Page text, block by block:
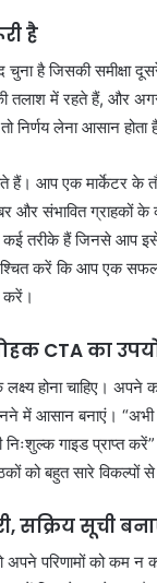
है
है जिसकी समीक्षा
की तलाश में रहते हैं, और
निर्णय लेना आसान होता
आप एक मार्केटर के
और संभावित ग्राहकों के
तरीके हैं जिनसे आप
करें कि आप एक
करें।
CTA का
होना चाहिए।
में आसान बनाएं। “अभी
निःशुल्क गाइड प्राप्त
को बहुत सारे विकल्पों
सक्रिय सूची
अपने परिणामों को कम